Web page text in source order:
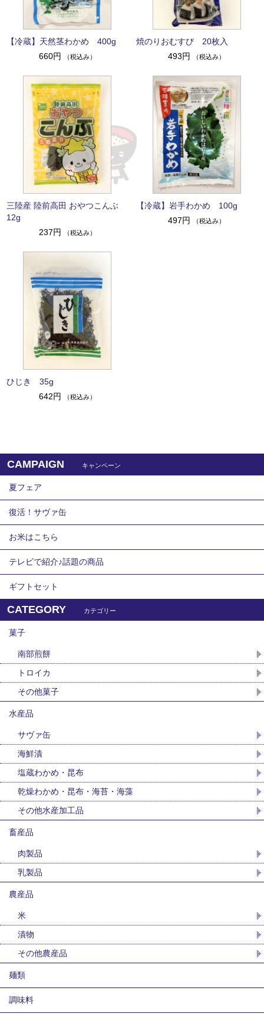
【冷蔵】天然茎わかめ 400g
660円
（税込み）
焼のりおむすび 20枚入
493円
（税込み）
三陸産 陸前高田 おやつこんぶ
12g
237円
（税込み）
【冷蔵】岩手わかめ 100g
497円
（税込み）
ひじき 35g
642円
（税込み）
CAMPAIGN キャンペーン
夏フェア
復活！サヴァ缶
お米はこちら
テレビで紹介♪話題の商品
ギフトセット
CATEGORY カテゴリー
菓子
南部煎餅
トロイカ
その他菓子
水産品
サヴァ缶
海鮮漬
塩蔵わかめ・昆布
乾燥わかめ・昆布・海苔・海藻
その他水産加工品
畜産品
肉製品
乳製品
農産品
米
漬物
その他農産品
麺類
調味料